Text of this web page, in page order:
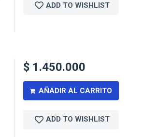
ADD TO WISHLIST
$ 1.450.000
AÑADIR AL CARRITO
ADD TO WISHLIST